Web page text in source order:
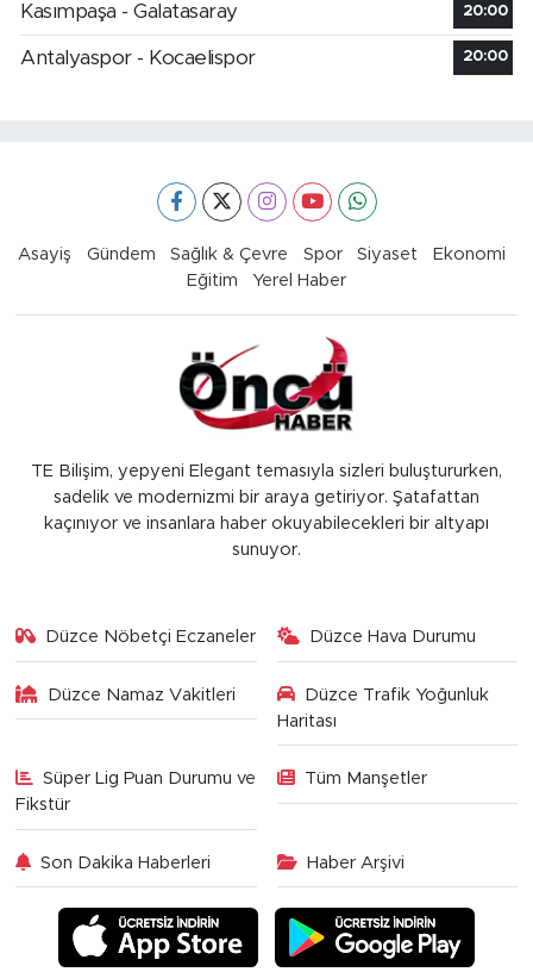
Kasımpaşa - Galatasaray 20:00
Antalyaspor - Kocaelispor 20:00
Asayiş Gündem Sağlık & Çevre Spor Siyaset
Ekonomi
Eğitim
Yerel Haber
TE Bilişim, yepyeni Elegant temasıyla sizleri buluştururken,
sadelik ve modernizmi bir araya getiriyor. Şatafattan
kaçınıyor ve insanlara haber okuyabilecekleri bir altyapı
sunuyor.
Düzce Nöbetçi Eczaneler Düzce Hava Durumu
Düzce Namaz Vakitleri
Düzce Trafik Yoğunluk
Haritası
Süper Lig Puan Durumu ve
Fikstür
Tüm Manşetler
Son Dakika Haberleri Haber Arşivi